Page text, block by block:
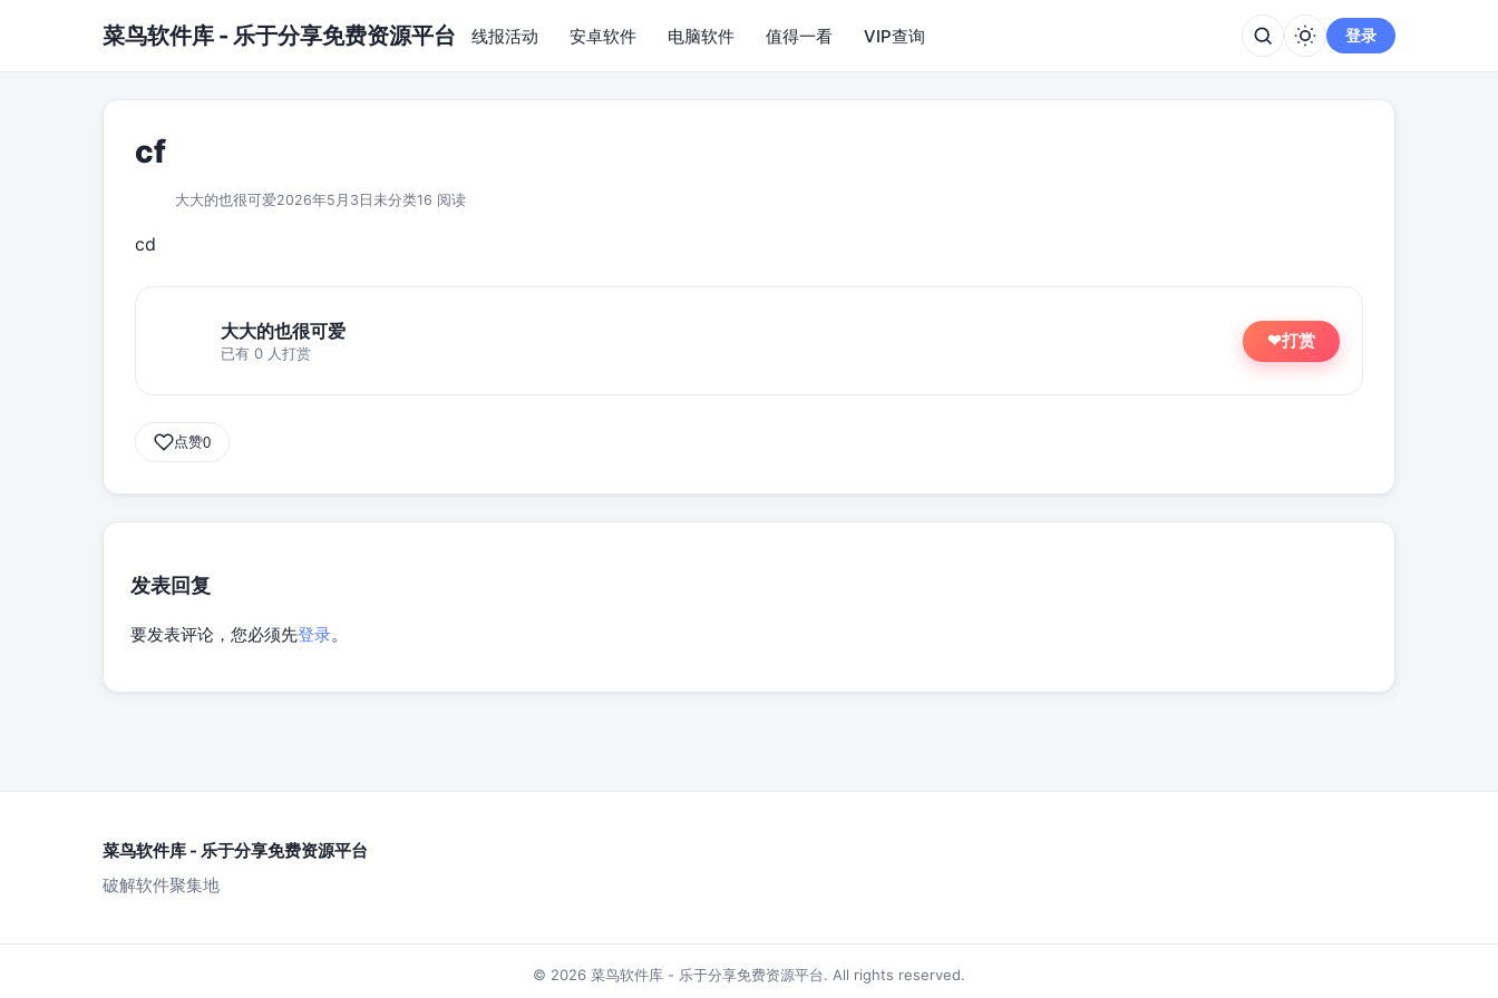
菜鸟软件库 - 乐于分享免费资源平台 线报活动 安卓软件 电脑软件 值得一看 VIP查询 登录
cf
大大的也很可爱2026年5月3日 未分类16 阅读
cd
大大的也很可爱
已有 0 人打赏
❤打赏
点赞0
发表回复
要发表评论，您必须先登录。
菜鸟软件库 - 乐于分享免费资源平台
破解软件聚集地
© 2026 菜鸟软件库 - 乐于分享免费资源平台. All rights reserved.